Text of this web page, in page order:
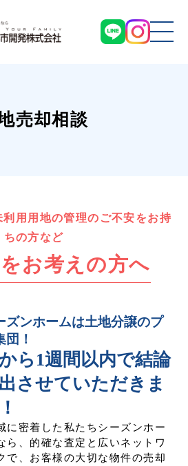
売却相談
用用地の管理のご不安をお持
ちの方など
お考えの方へ
ズンホームは土地分譲のプ
団！
ら1週間以内で結論
させていただきま
に密着した私たちシーズンホー
ら、的確な査定と広いネットワ
で、お客様の大切な物件の売却